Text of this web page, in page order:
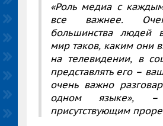
«Роль медиа с
все важнее.
большинства людей
мир таков, каким они
на телевидении, в
представлять его –
очень важно
одном языке», –
присутствующим